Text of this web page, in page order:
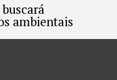
ambientais